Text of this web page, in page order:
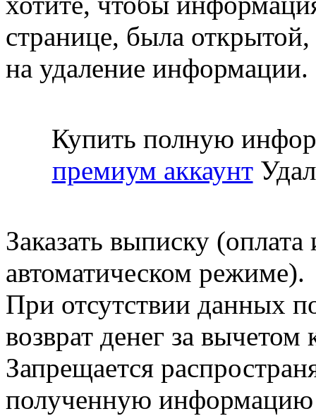
странице, была открытой,
на удаление информации.
Купить полную
премиум аккаунт
Заказать выписку
автоматическом режиме).
При отсутствии данных
возврат денег за
Запрещается
полученную информацию